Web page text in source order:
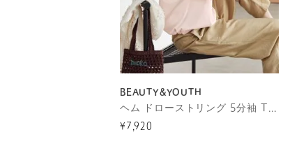
BEAUTY&YOUTH
ヘム ドローストリング 5分袖 Tシャツ
¥7,920